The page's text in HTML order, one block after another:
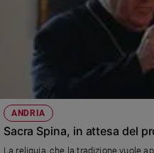
giustizia
Sport
Interviste
Papa
Papa
ANDRIA
Sacra Spina, in attesa del
La reliquia, che la tradizione vuole